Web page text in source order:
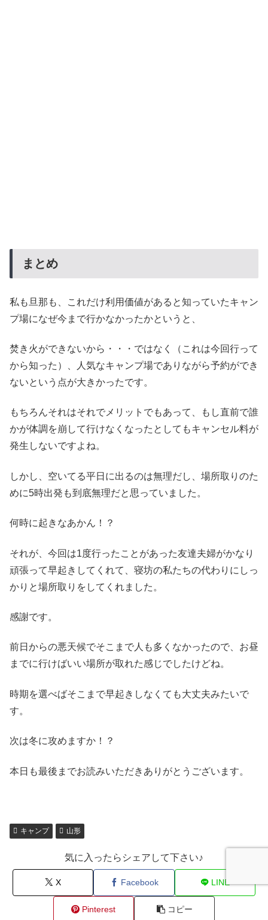
まとめ
私も旦那も、これだけ利用価値があると知っていたキャン
プ場になぜ今まで行かなかったかというと、
焚き火ができないから・・・ではなく（これは今回行って
から知った）、人気なキャンプ場でありながら予約ができ
ないという点が大きかったです。
もちろんそれはそれでメリットでもあって、もし直前で誰
かが体調を崩して行けなくなったとしてもキャンセル料が
発生しないですよね。
しかし、空いてる平日に出るのは無理だし、場所取りのた
めに5時出発も到底無理だと思っていました。
何時に起きなあかん！？
それが、今回は1度行ったことがあった友達夫婦がかなり
頑張って早起きしてくれて、寝坊の私たちの代わりにしっ
かりと場所取りをしてくれました。
感謝です。
前日からの悪天候でそこまで人も多くなかったので、お昼
までに行けばいい場所が取れた感じでしたけどね。
時期を選べばそこまで早起きしなくても大丈夫みたいで
す。
次は冬に攻めますか！？
本日も最後までお読みいただきありがとうございます。
キャンプ 山形
気に入ったらシェアして下さい♪
X Facebook LINE
Pinterest コピー